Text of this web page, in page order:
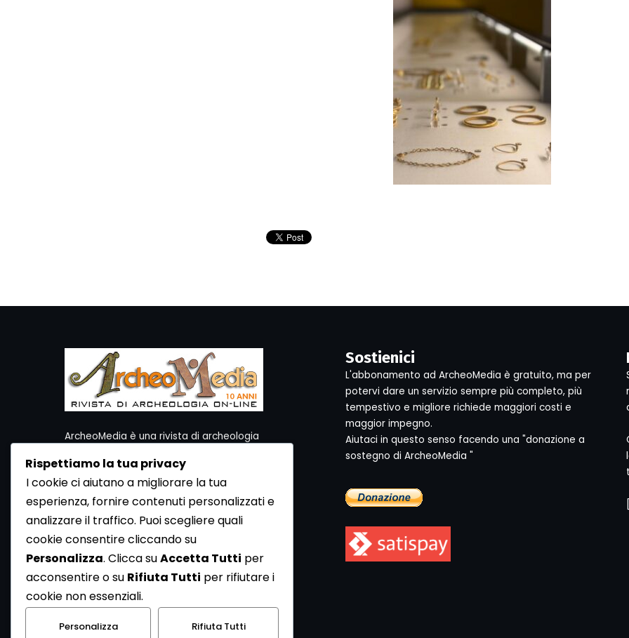
ArcheoMedia è una rivista di archeologia
Per contattare la Redazione potete utilizzare i
seguenti recapiti:
Redazione ArcheoMedia c/o Mediares S.c.
Via Gioberti 80/D - 10128 Torino
Tel 011.5806363 - Fax 011.5808561
http://www.mediares.to.it
http://www.didatticatorino.it
Sostienici
L'abbonamento ad ArcheoMedia è gratuito, ma per
potervi dare un servizio sempre più completo, più
tempestivo e migliore richiede maggiori costi e
maggior impegno.
Aiutaci in questo senso facendo una "donazione a
sostegno di ArcheoMedia "
[
Rispettiamo la tua privacy
I cookie ci aiutano a migliorare la tua
esperienza, fornire contenuti personalizzati e
analizzare il traffico. Puoi scegliere quali
cookie consentire cliccando su
Personalizza. Clicca suAccetta Tutti per
acconsentire o su Rifiuta Tutti per rifiutare i
cookie non essenziali.
Personalizza Rifiuta Tutti